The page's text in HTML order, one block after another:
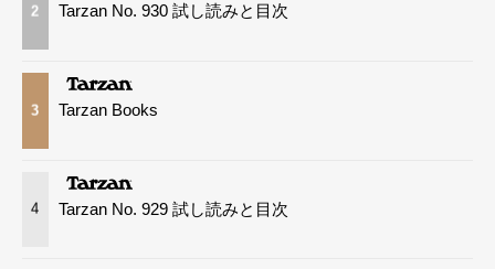
2 Tarzan No. 930 試し読みと目次
3 Tarzan Books
4 Tarzan No. 929 試し読みと目次